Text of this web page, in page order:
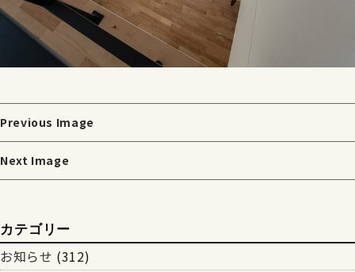
Previous Image
Next Image
カテゴリー
お知らせ (312)